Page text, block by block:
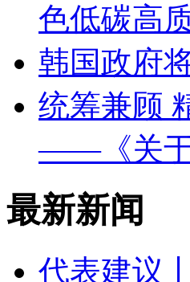
色低碳高
韩国政府
统筹兼顾
——《关于
最新新闻
代表建议